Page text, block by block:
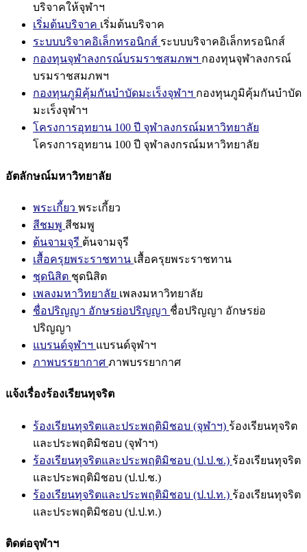
บริจาคให้จุฬาฯ
เริ่มต้นบริจาค เริ่มต้นบริจาค
ระบบบริจาคอิเล็กทรอนิกส์ ระบบบริจาคอิเล็กทรอนิกส์
กองทุนจุฬาลงกรณ์บรมราชสมภพฯ กองทุนจุฬาลงกรณ์
บรมราชสมภพฯ
กองทุนภูมิคุ้มกันบำบัดมะเร็งจุฬาฯ กองทุนภูมิคุ้มกันบำบัด
มะเร็งจุฬาฯ
โครงการอุทยาน 100 ปี จุฬาลงกรณ์มหาวิทยาลัย
โครงการอุทยาน 100 ปี จุฬาลงกรณ์มหาวิทยาลัย
อัตลักษณ์มหาวิทยาลัย
พระเกี้ยว พระเกี้ยว
สีชมพู สีชมพู
ต้นจามจุรี ต้นจามจุรี
เสื้อครุยพระราชทาน เสื้อครุยพระราชทาน
ชุดนิสิต ชุดนิสิต
เพลงมหาวิทยาลัย เพลงมหาวิทยาลัย
ชื่อปริญญา อักษรย่อปริญญา ชื่อปริญญา อักษรย่อ
ปริญญา
แบรนด์จุฬาฯ แบรนด์จุฬาฯ
ภาพบรรยากาศ ภาพบรรยากาศ
แจ้งเรื่องร้องเรียนทุจริต
ร้องเรียนทุจริตและประพฤติมิชอบ (จุฬาฯ) ร้องเรียนทุจริต
และประพฤติมิชอบ (จุฬาฯ)
ร้องเรียนทุจริตและประพฤติมิชอบ (ป.ป.ช.) ร้องเรียนทุจริต
และประพฤติมิชอบ (ป.ป.ช.)
ร้องเรียนทุจริตและประพฤติมิชอบ (ป.ป.ท.) ร้องเรียนทุจริต
และประพฤติมิชอบ (ป.ป.ท.)
ติดต่อจุฬาฯ